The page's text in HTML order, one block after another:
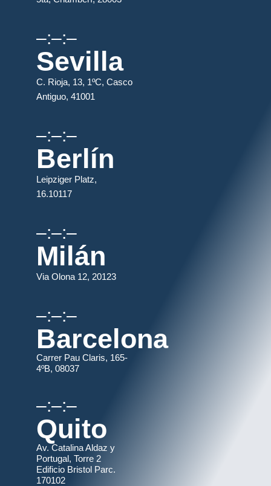
–:–:–
Sevilla
C. Rioja, 13, 1ºC, Casco
Antiguo, 41001
–:–:–
Berlín
Leipziger Platz,
16.10117
–:–:–
Milán
Via Olona 12, 20123
–:–:–
Barcelona
Carrer Pau Claris, 165-
4ºB, 08037
–:–:–
Quito
Av. Catalina Aldaz y
Portugal, Torre 2
Edificio Bristol Parc.
170102